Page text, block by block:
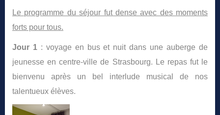
Le programme du séjour fut dense avec des moments
forts pour tous.
Jour 1 : voyage en bus et nuit dans une auberge de
jeunesse en centre-ville de Strasbourg. Le repas fut le
bienvenu après un bel interlude musical de nos
talentueux élèves.